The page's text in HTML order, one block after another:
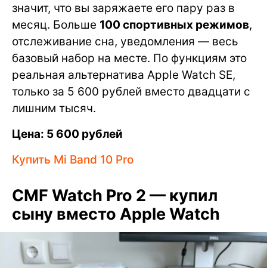
значит, что вы заряжаете его пару раз в
месяц. Больше 100 спортивных режимов,
отслеживание сна, уведомления — весь
базовый набор на месте. По функциям это
реальная альтернатива Apple Watch SE,
только за 5 600 рублей вместо двадцати с
лишним тысяч.
Цена: 5 600 рублей
Купить Mi Band 10 Pro
CMF Watch Pro 2 — купил
сыну вместо Apple Watch